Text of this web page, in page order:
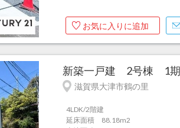
お気に入りに追加
新築一戸建 2号棟 1期
滋賀県大津市鶴の里
4LDK/2階建
延床面積 88.18m2